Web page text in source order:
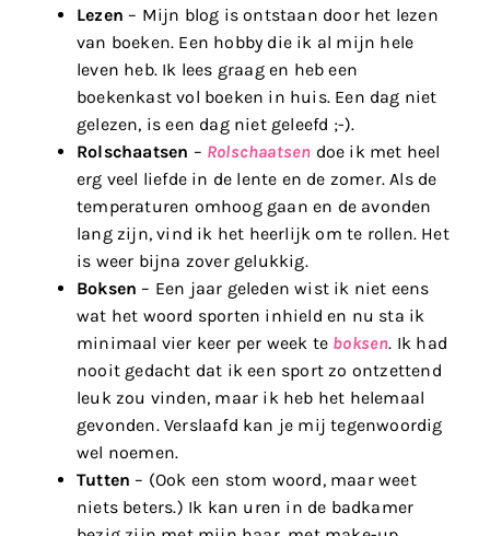
Lezen – Mijn blog is ontstaan door het lezen
van boeken. Een hobby die ik al mijn hele
leven heb. Ik lees graag en heb een
boekenkast vol boeken in huis. Een dag niet
gelezen, is een dag niet geleefd ;-).
Rolschaatsen – Rolschaatsen doe ik met heel
erg veel liefde in de lente en de zomer. Als de
temperaturen omhoog gaan en de avonden
lang zijn, vind ik het heerlijk om te rollen. Het
is weer bijna zover gelukkig.
Boksen – Een jaar geleden wist ik niet eens
wat het woord sporten inhield en nu sta ik
minimaal vier keer per week te boksen. Ik had
nooit gedacht dat ik een sport zo ontzettend
leuk zou vinden, maar ik heb het helemaal
gevonden. Verslaafd kan je mij tegenwoordig
wel noemen.
Tutten– (Ook een stom woord, maar weet
niets beters.) Ik kan uren in de badkamer